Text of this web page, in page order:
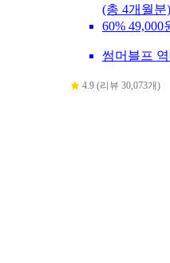
(총 4개월분)
60% 49,000
썸머블프
4.9 (리뷰 30,073개)